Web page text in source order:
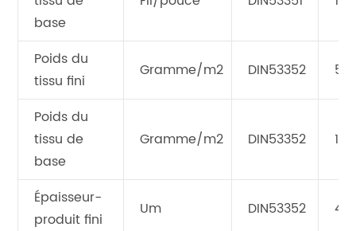
base
Poids du
tissu fini
Gramme/m2 DIN53352
Poids du
tissu de
base
Gramme/m2 DIN53352 157
Épaisseur-
produit fini
Um DIN53352 42